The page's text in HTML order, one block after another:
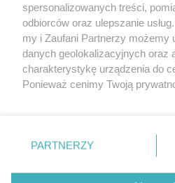
REKLAMA WSPÓŁPRACA RSS
Nasze
Aktualności
Tcz24
Historia miasta
spersonalizowanych treści,
odbiorców oraz ulepszanie
my i Zaufani Partnerzy możemy
danych geolokalizacyjnych oraz
charakterystykę urządzenia do
Ponieważ cenimy Twoją
znajdujący się w lewym dolnym
PARTNERZY